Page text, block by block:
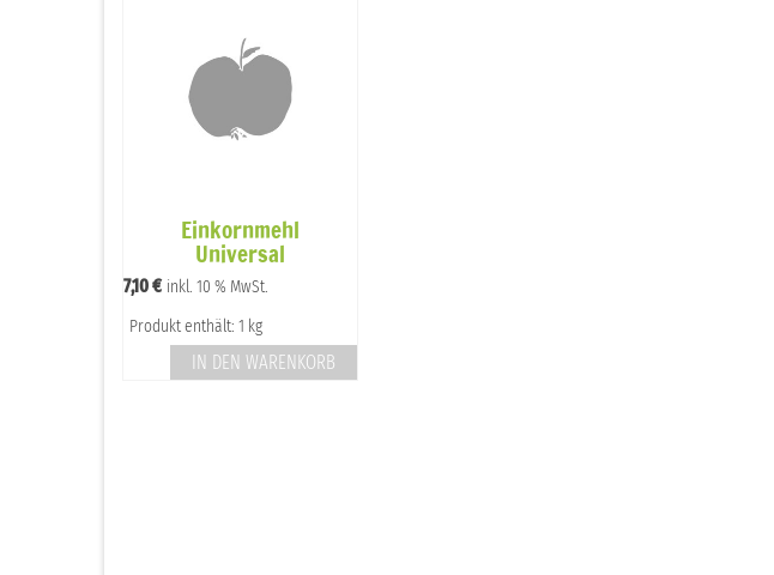
Einkornmehl
Universal
7,10€ inkl. 10 % MwSt.
Produkt enthält: 1 kg
IN DEN WARENKORB